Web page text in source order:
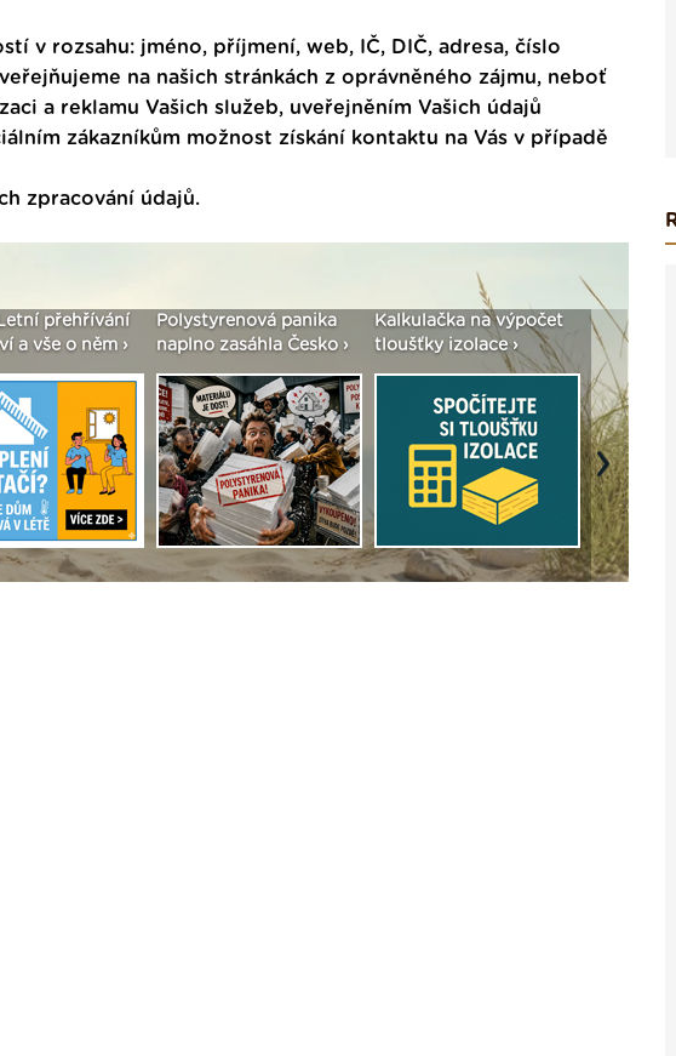
v rozsahu: jméno, příjmení, web, IČ, DIČ, adresa, číslo
na našich stránkách z oprávněného zájmu, neboť
a reklamu Vašich služeb, uveřejněním Vašich údajů
zákazníkům možnost získání kontaktu na Vás v případě
zpracování údajů.
přehřívání
a vše o něm ›
Polystyrenová panika
naplno zasáhla Česko ›
Kalkulačka na výpočet
tloušťky izolace ›
Seriál:
vše
Next